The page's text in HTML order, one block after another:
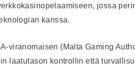
jossa
kanssa.
viranomaisen (Malta Gaming
laatutason kontrollin että